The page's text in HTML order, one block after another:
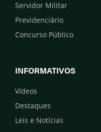
Servidor Militar
Previdenciário
Concurso Público
INFORMATIVOS
Vídeos
Destaques
Leis e Notícias